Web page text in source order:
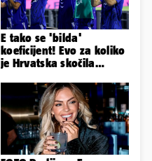
E tako se 'bilda'
koeficijent! Evo za koliko
je Hrvatska skočila
klubova